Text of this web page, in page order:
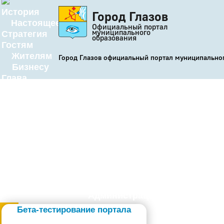
История
Настоящее
Стратегия
Гостям
Жителям
Бизнесу
Глава
Бета-тестирование портала
Город Глазов
Официальный портал
муниципального
образования
Город Глазов официальный портал